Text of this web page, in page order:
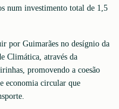
num investimento total de 1,5
por Guimarães no desígnio da
Climática, através da
promovendo a coesão
economia circular que